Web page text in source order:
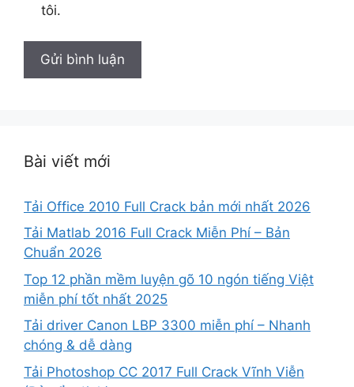
tôi.
Bài viết mới
Tải Office 2010 Full Crack bản mới nhất 2026
Tải Matlab 2016 Full Crack Miễn Phí – Bản
Chuẩn 2026
Top 12 phần mềm luyện gõ 10 ngón tiếng Việt
miễn phí tốt nhất 2025
Tải driver Canon LBP 3300 miễn phí – Nhanh
chóng & dễ dàng
Tải Photoshop CC 2017 Full Crack Vĩnh Viễn